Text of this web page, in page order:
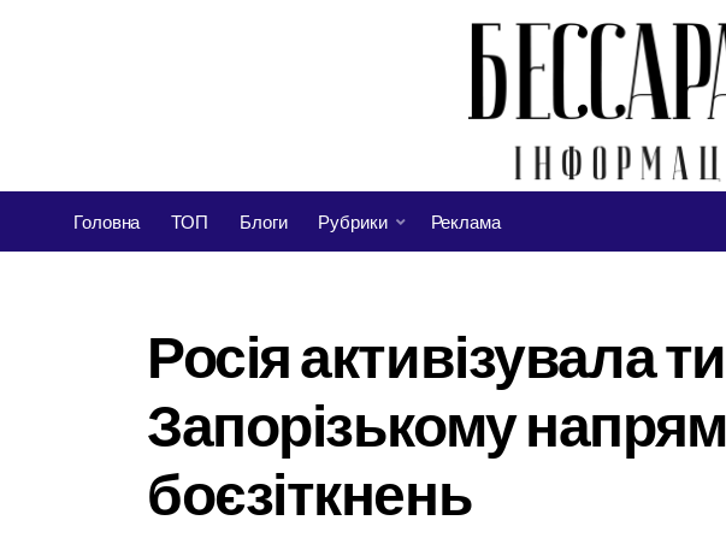
Головна ТОП Блоги Рубрики Реклама
Росія активізувала
Запорізькому
боєзіткнень